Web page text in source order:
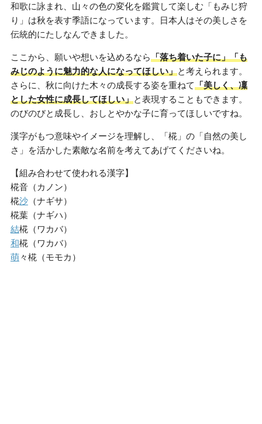
和歌に詠まれ、山々の色の変化を鑑賞して楽しむ「もみじ狩
り」は秋を表す季語になっています。日本人はその美しさを
伝統的にたしなんできました。
ここから、願いや想いを込めるなら「落ち着いた子に」「も
みじのように魅力的な人になってほしい」と考えられます。
さらに、秋に向けた木々の成長する姿を重ねて「美しく、凜
とした女性に成長してほしい」と表現することもできます。
のびのびと成長し、おしとやかな子に育ってほしいですね。
漢字がもつ意味やイメージを理解し、「椛」の「自然の美し
さ」を活かした素敵な名前を考えてあげてくださいね。
【組み合わせて使われる漢字】
椛音（カノン）
椛沙（ナギサ）
椛葉（ナギハ）
結椛（ワカバ）
和椛（ワカバ）
萌々椛（モモカ）